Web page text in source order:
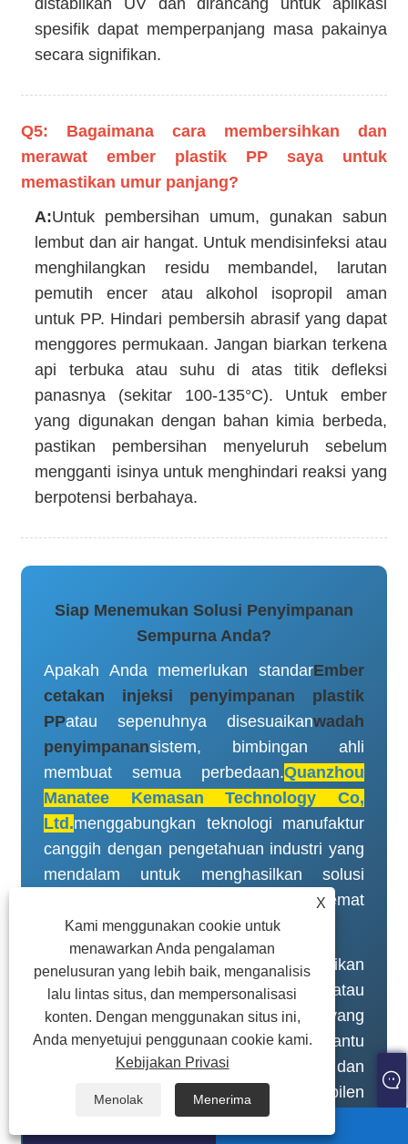
spesifik dapat memperpanjang masa pakainya
secara signifikan.
Q5: Bagaimana cara membersihkan dan
merawat ember plastik PP saya untuk
memastikan umur panjang?
A:Untuk pembersihan umum, gunakan sabun
lembut dan air hangat. Untuk mendisinfeksi atau
menghilangkan residu membandel, larutan
pemutih encer atau alkohol isopropil aman
untuk PP. Hindari pembersih abrasif yang dapat
menggores permukaan. Jangan biarkan terkena
api terbuka atau suhu di atas titik defleksi
panasnya (sekitar 100-135°C). Untuk ember
yang digunakan dengan bahan kimia berbeda,
pastikan pembersihan menyeluruh sebelum
mengganti isinya untuk menghindari reaksi yang
berpotensi berbahaya.
Siap Menemukan Solusi Penyimpanan
Sempurna Anda?
Apakah Anda memerlukan standarEmber
cetakan injeksi penyimpanan plastik
PPatau sepenuhnya disesuaikanwadah
penyimpanansistem, bimbingan ahli
membuat semua perbedaan.Quanzhou
Manatee Kemasan Technology Co,
Ltd.menggabungkan teknologi manufaktur
canggih dengan pengetahuan industri yang
mendalam untuk menghasilkan solusi
pengemasan yang tahan lama, hemat
biaya, dan disesuaikan secara tepat.
Kontakkita hari iniuntuk mendiskusikan
kebutuhan Anda, meminta sampel, atau
mendapatkan penawaran harga yang
kompetitif. Biarkan tim kami membantu
Anda mengoptimalkan penyimpanan dan
logistik dengan bucket polipropilen
berperforma tinggi yang dirancang untuk
X
Kami menggunakan cookie untuk
menawarkan Anda pengalaman
penelusuran yang lebih baik, menganalisis
lalu lintas situs, dan mempersonalisasi
konten. Dengan menggunakan situs ini,
Anda menyetujui penggunaan cookie kami.
Kebijakan Privasi
Menolak
Menerima